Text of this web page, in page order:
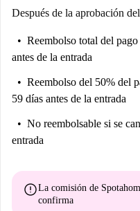
Pero necesitas saber esto ...
Ayúdame a decidir ...
Este es un sexto piso,
Barcelona. Es un hogar
realmente disfrutar de ese
Después de la aprobación
Reembolso total del
antes de la entrada
Reembolso del 50% del
59 días antes de la entrada
No reembolsable si se
entrada
errorLa comisión de
confirma